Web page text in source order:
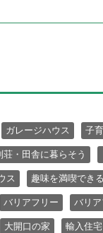
ガレージハウス 子
荘・田舎に暮らそう
ス 趣味を満喫でき
バリアフリー バリ
大開口の家 輸入住宅